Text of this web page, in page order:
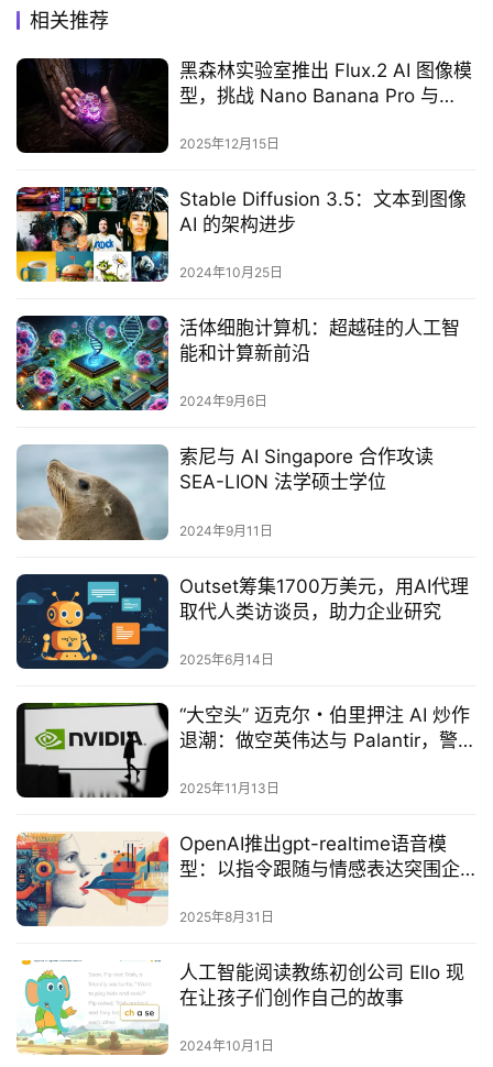
相关推荐
黑森林实验室推出 Flux.2 AI 图像模
型，挑战 Nano Banana Pro 与
2025年12月15日
Stable Diffusion 3.5：文本到图像
AI 的架构进步
2024年10月25日
活体细胞计算机：超越硅的人工智
能和计算新前沿
2024年9月6日
索尼与 AI Singapore 合作攻读
SEA-LION 法学硕士学位
2024年9月11日
Outset筹集1700万美元，用AI代理
取代人类访谈员，助力企业研究
2025年6月14日
“大空头” 迈克尔・伯里押注 AI 炒作
退潮：做空英伟达与 Palantir，警示
2025年11月13日
OpenAI推出gpt-realtime语音模
型：以指令跟随与情感表达突围企
2025年8月31日
人工智能阅读教练初创公司 Ello 现
在让孩子们创作自己的故事
2024年10月1日